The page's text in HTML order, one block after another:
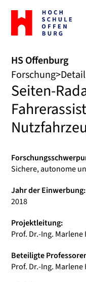
Zur
Startseite
Hochschule
HS Offenburg
Forschung Detail
Seiten-
Sichere, autonome
Jahr der Einwerbung:
2018
Projektleitung:
Prof. Dr.-Ing. Marlene
Beteiligte
Prof. Dr.-Ing. Marlene